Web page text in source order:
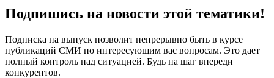
Подпишись на новости этой тематики!
Подписка на выпуск позволит непрерывно быть в курсе
публикаций СМИ по интересующим вас вопросам. Это дает
полный контроль над ситуацией. Будь на шаг впереди
конкурентов.